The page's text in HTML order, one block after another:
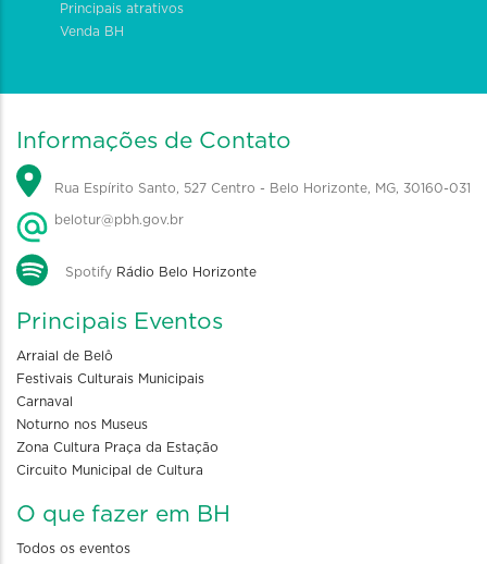
Principais atrativos
Venda BH
Informações de Contato
Rua Espírito Santo, 527 Centro - Belo Horizonte, MG, 30160-031
belotur@pbh.gov.br
Spotify Rádio Belo Horizonte
Principais Eventos
Arraial de Belô
Festivais Culturais Municipais
Carnaval
Noturno nos Museus
Zona Cultura Praça da Estação
Circuito Municipal de Cultura
O que fazer em BH
Todos os eventos